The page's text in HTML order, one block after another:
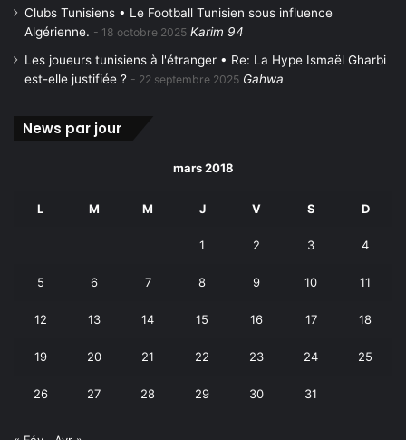
Clubs Tunisiens • Le Football Tunisien sous influence
Algérienne.
18 octobre 2025 Karim 94
Les joueurs tunisiens à l'étranger • Re: La Hype Ismaël Gharbi
est-elle justifiée ?
22 septembre 2025 Gahwa
News par jour
mars 2018
L M M J V S D
1 2 3 4
5 6 7 8 9 10 11
12 13 14 15 16 17 18
19 20 21 22 23 24 25
26 27 28 29 30 31